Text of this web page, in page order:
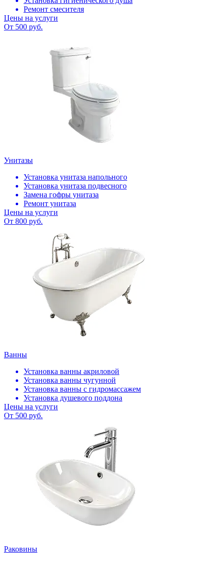
Ремонт смесителя
Цены на услуги
От 500 руб.
Унитазы
Установка унитаза напольного
Установка унитаза подвесного
Замена гофры унитаза
Ремонт унитаза
Цены на услуги
От 800 руб.
Ванны
Установка ванны акриловой
Установка ванны чугунной
Установка ванны с гидромассажем
Установка душевого поддона
Цены на услуги
От 500 руб.
Раковины